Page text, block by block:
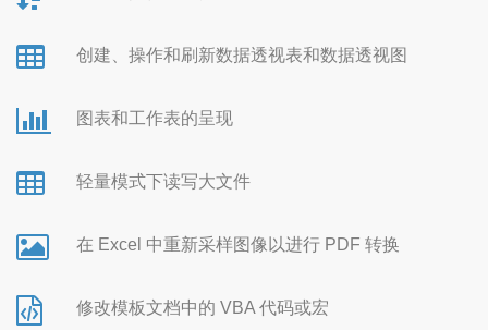
创建、操作和刷新数据透视表和数据透视图
图表和工作表的呈现
轻量模式下读写大文件
在 Excel 中重新采样图像以进行 PDF 转换
修改模板文档中的 VBA 代码或宏